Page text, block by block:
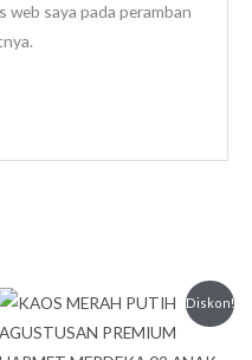
web saya pada peramban
Diskon!
Harga
aslinya
adalah:
Harga
saat
ini